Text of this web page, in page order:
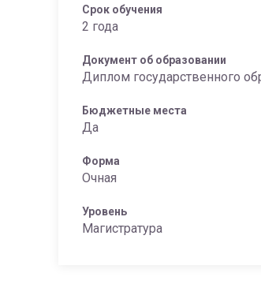
Срок обучения
2 года
Документ об образовании
Диплом государственного
Бюджетные места
Да
Форма
Очная
Уровень
Магистратура